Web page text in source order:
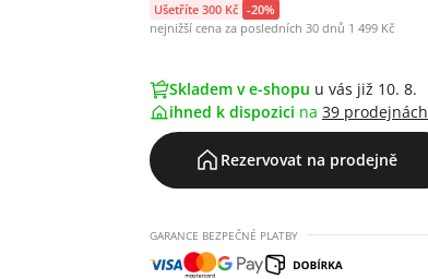
Ušetříte 300 Kč -20%
nejnižší cena za posledních 30 dnů 1 499 Kč
Skladem v e-shopu u vás již 10. 8.
ihned k dispozici na 39 prodejnách
Rezervovat na prodejně
GARANCE BEZPEČNÉ PLATBY